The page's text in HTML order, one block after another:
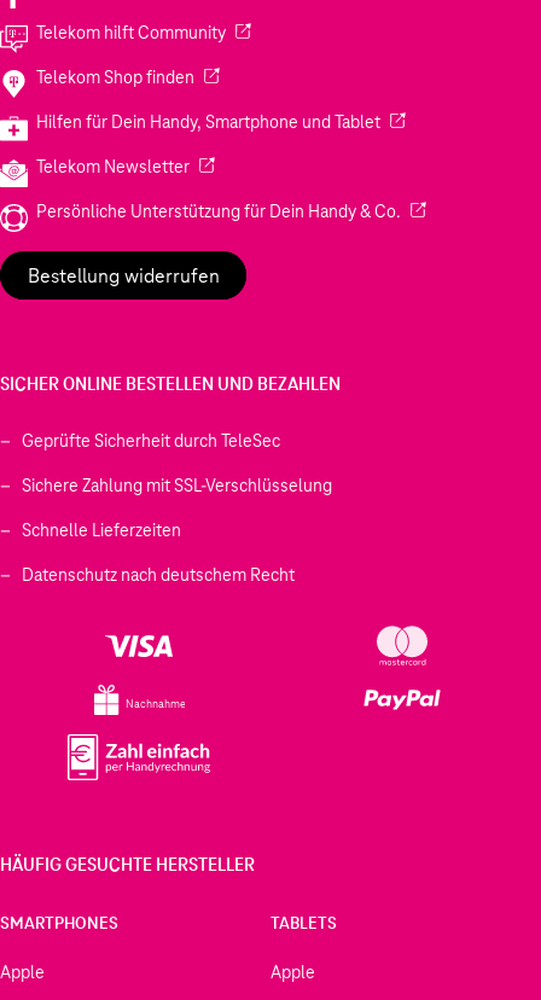
Telekom hilft Community(Wird in einem neuen Tab geöffnet)
Telekom Shop finden (Wird in einem neuen Tab geöffnet)
Hilfen für Dein Handy, Smartphone und Tablet(Wird in einem
Telekom Newsletter(Wird in einem neuen Tab geöffnet)
Persönliche Unterstützung für Dein Handy & Co. (Wird in einem
Bestellung widerrufen
SICHER ONLINE BESTELLEN UND BEZAHLEN
Geprüfte Sicherheit durch TeleSec
Sichere Zahlung mit SSL-Verschlüsselung
Schnelle Lieferzeiten
Datenschutz nach deutschem Recht
Nachnahme
HÄUFIG GESUCHTE HERSTELLER
SMARTPHONES
Apple
TABLETS
Apple